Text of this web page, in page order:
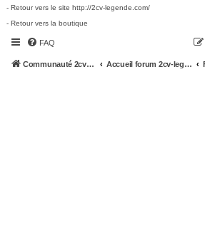
- Retour vers le site http://2cv-legende.com/
- Retour vers la boutique
FAQ
Communauté 2cv-legende.com Accueil forum 2cv-legende.com